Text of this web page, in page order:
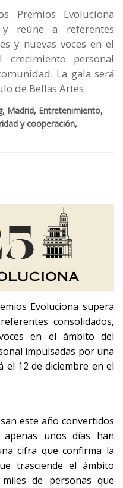
Premios Evoluciona
reúne a referentes
y nuevas voces en el
personal
La gala será
de Bellas Artes
Madrid, Entretenimiento,
y cooperación,
Evoluciona supera
consolidados,
en el ámbito del
impulsadas por una
el 12 de diciembre en el
este año convertidos
unos días han
cifra que confirma la
trasciende el ámbito
de personas que